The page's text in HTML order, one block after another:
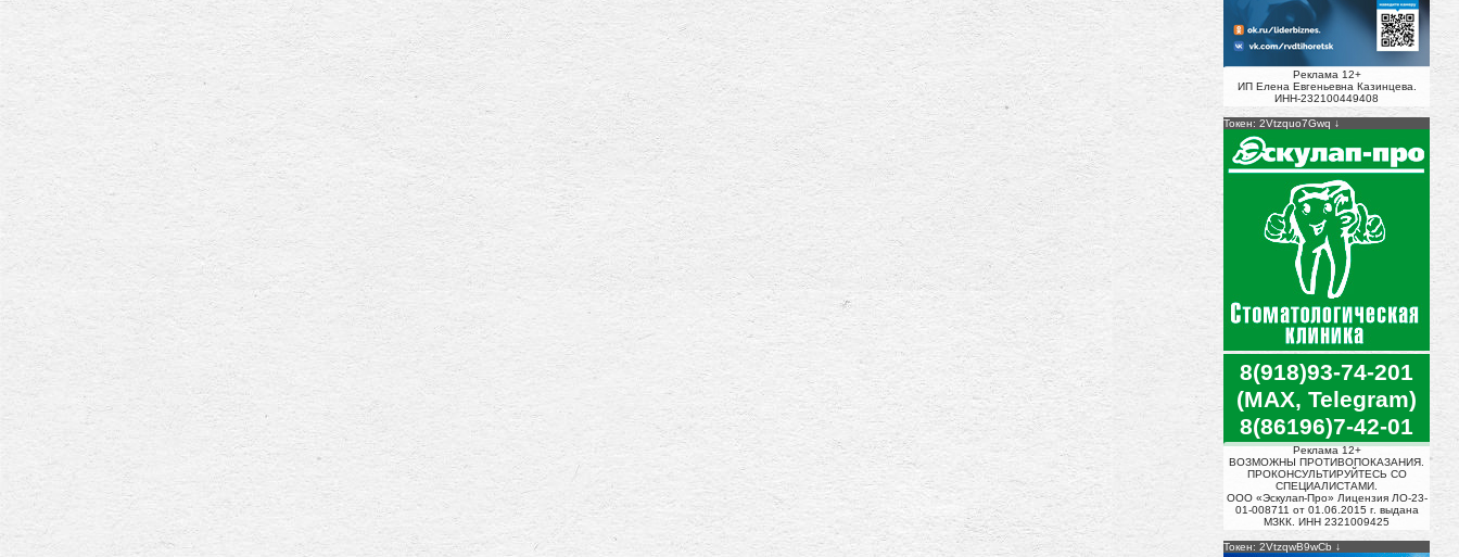
Реклама 12+
ИП Елена Евгеньевна Казинцева.
ИНН-232100449408
Токен: 2Vtzquo7Gwq
8(918)93-74-201
(MAX, Telegram)
8(86196)7-42-01
Реклама 12+
ВОЗМОЖНЫ ПРОТИВОПОКАЗАНИЯ.
ПРОКОНСУЛЬТИРУЙТЕСЬ СО
СПЕЦИАЛИСТАМИ.
ООО «Эскулап-Про» Лицензия ЛО-23-
01-008711 от 01.06.2015 г. выдана
МЗКК. ИНН 2321009425
Токен: 2VtzqwB9wCb